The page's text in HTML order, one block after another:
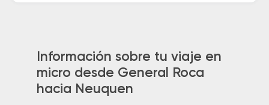
Información sobre tu viaje en
micro desde General Roca
hacia Neuquen